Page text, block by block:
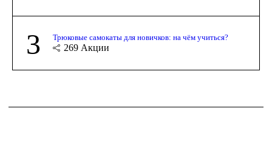
3 Трюковые самокаты для новичков: на чём учиться?
269 Акции